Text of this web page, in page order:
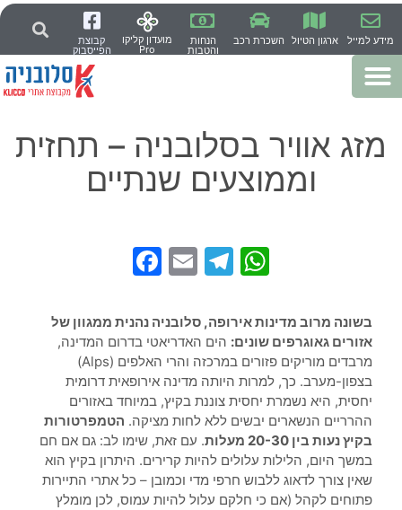
מידע למייל ארגון הטיול השכרת רכב הנחות
והטבות
מועדון קליקו
Pro
קבוצת
הפייסבוק
מזג אוויר בסלובניה – תחזית
וממוצעים שנתיים
WhatsApp
Telegram
Email
בשונה מרוב מדינות אירופה, סלובניה נהנית ממגוון של
אזורים גאוגרפים שונים: הים האדריאטי בדרום המדינה,
מרבדים מוריקים פזורים במרכזה והרי האלפים (Alps)
בצפון-מערב. כך, למרות היותה מדינה אירופאית דרומית
יחסית, היא נשמרת יחסית צוננת בקיץ, במיוחד באזורים
ההרריים הנשארים יבשים ללא לחות מציקה. הטמפרטורות
בקיץ נעות בין 20-30 מעלות
. עם זאת, שימו לב: גם אם חם
במשך היום, הלילות עלולים להיות קרירים. היתרון בקיץ הוא
שאין צורך לדאוג ללבוש חרפי מדי וכמובן – כל אתרי התיירות
פתוחים לקהל (אם כי חלקם עלול להיות עמוס, לכן מומלץ